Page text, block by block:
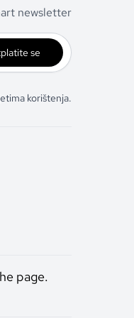
newsletter
se
korištenja.
page.